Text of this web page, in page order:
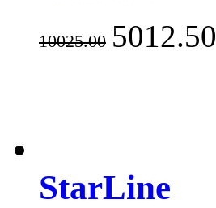
10025.00 5012.50
StarLine